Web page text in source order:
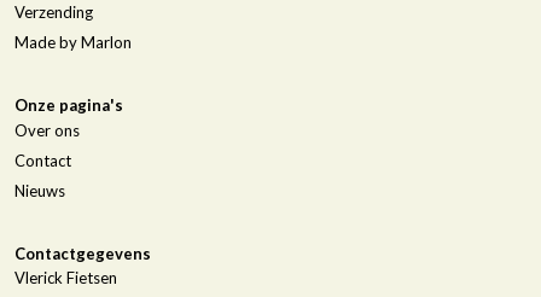
Verzending
Made by Marlon
Onze pagina's
Over ons
Contact
Nieuws
Contactgegevens
Vlerick Fietsen